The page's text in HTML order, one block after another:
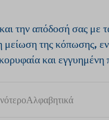
την απόδοσή σας
της κόπωσης,
και εγγυημένη
Αλφαβητικά